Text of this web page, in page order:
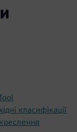
класифікації